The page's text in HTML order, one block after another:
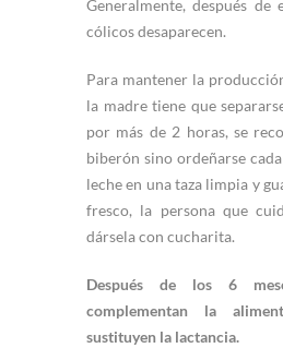
Generalmente, después de
cólicos desaparecen.
Para mantener la
la madre tiene que
por más de 2 horas, se
biberón sino ordeñarse
leche en una taza limpia y
fresco, la persona que
dársela con cucharita.
Después de los 6
complementan la
sustituyen la lactancia.